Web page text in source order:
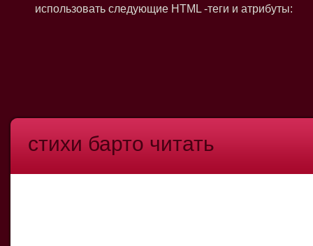
использовать следующие HTML -теги и атрибуты:
стихи барто читать